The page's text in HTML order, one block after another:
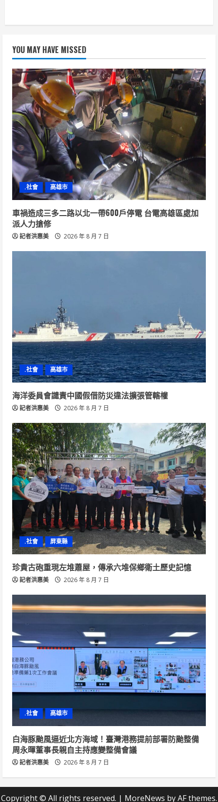
YOU MAY HAVE MISSED
.社會 高雄市
車禍造成三多二路以北一帶600戶停電 台電高雄區處加
派人力搶修
記者洪惠美 2026 年 8 月 7 日
.社會 高雄市
海洋委員會譴責中國假借防災違法擴張管轄權
記者洪惠美 2026 年 8 月 7 日
.社會 屏東縣
珍貴古砲重現左堆蕭屋，傳承六堆保鄉衛土歷史記憶
記者洪惠美 2026 年 8 月 7 日
.社會 高雄市
白海豚颱風逼近北方海域！臺灣港務提前部署防颱整備
周永暉董事長親自主持應變整備會議
記者洪惠美 2026 年 8 月 7 日
Copyright © All rights reserved. | MoreNews by AF themes.